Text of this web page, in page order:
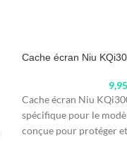
Cache écran Niu
Cache écran Niu
spécifique pour le
conçue pour protéger